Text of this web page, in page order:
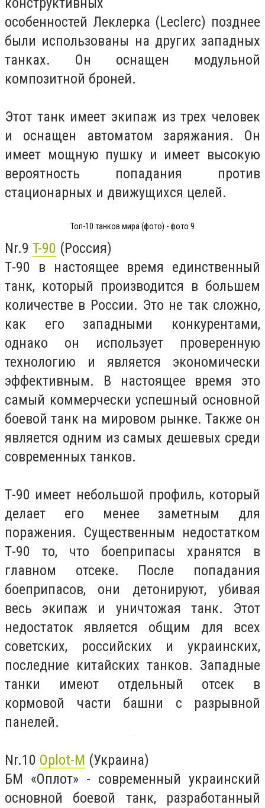
особенностей Леклерка (Leclerc) позднее
были использованы на других западных
танках. Он оснащен модульной
композитной броней.
Этот танк имеет экипаж из трех человек
и оснащен автоматом заряжания. Он
имеет мощную пушку и имеет высокую
вероятность попадания против
стационарных и движущихся целей.
Топ-10 танков мира (фото) - фото 9
Nr.9 T-90 (Россия)
Т-90 в настоящее время единственный
танк, который производится в большем
количестве в России. Это не так сложно,
как его западными конкурентами,
однако он использует проверенную
технологию и является экономически
эффективным. В настоящее время это
самый коммерчески успешный основной
боевой танк на мировом рынке. Также он
является одним из самых дешевых среди
современных танков.
Т-90 имеет небольшой профиль, который
делает его менее заметным для
поражения. Существенным недостатком
Т-90 то, что боеприпасы хранятся в
главном отсеке. После попадания
боеприпасов, они детонируют, убивая
весь экипаж и уничтожая танк. Этот
недостаток является общим для всех
советских, российских и украинских,
последние китайских танков. Западные
танки имеют отдельный отсек в
кормовой части башни с разрывной
панелей.
Nr.10 Oplot-M (Украина)
БМ «Оплот» - современный украинский
основной боевой танк, разработанный